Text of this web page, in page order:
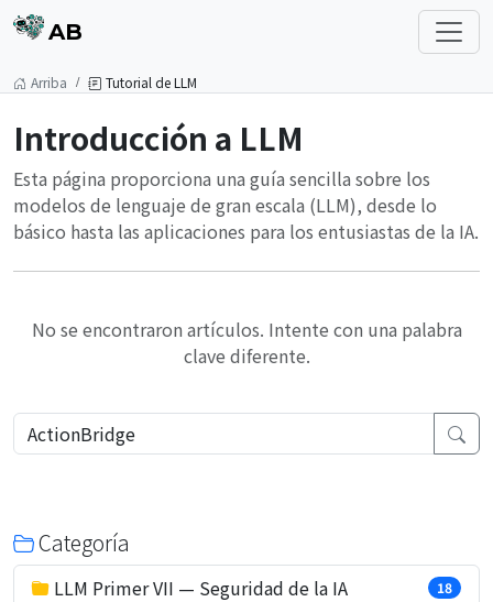
AB
Arriba Tutorial de LLM
Introducción a LLM
Esta página proporciona una guía sencilla sobre los
modelos de lenguaje de gran escala (LLM), desde lo
básico hasta las aplicaciones para los entusiastas de la IA.
No se encontraron artículos. Intente con una palabra
clave diferente.
Categoría
LLM Primer VII — Seguridad de la IA 18